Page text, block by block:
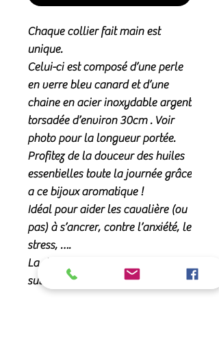
Chaque collier fait main est
unique.
Celui-ci est composé d’une perle
en verre bleu canard et d’une
chaine en acier inoxydable argent
torsadée d’environ 30cm . Voir
photo pour la longueur portée.
Profitez de la douceur des huiles
essentielles toute la journée grâce
a ce bijoux aromatique !
Idéal pour aider les cavalière (ou
pas) à s’ancrer, contre l’anxiété, le
stress, ….
La diffusion reste délicate et
subtile 🌸